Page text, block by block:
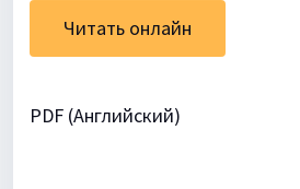
Читать онлайн
PDF (Английский)